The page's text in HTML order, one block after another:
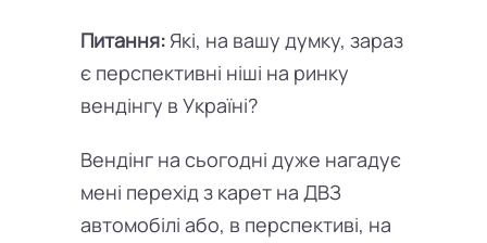
Питання:Які, на вашу думку, зараз
є перспективні ніші на ринку
вендінгу в Україні?
Вендінг на сьогодні дуже нагадує
мені перехід з карет на ДВЗ
автомобілі або, в перспективі, на